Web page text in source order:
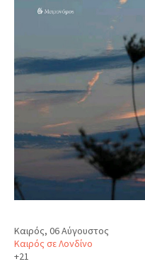
Καιρός, 06 Αύγουστος
Καιρός σε Λονδίνο
+21